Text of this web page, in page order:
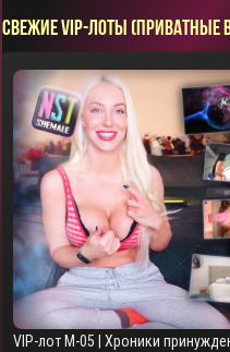
СВЕЖИЕ VIP-ЛОТЫ (ПРИВАТНЫЕ
VIP-лот M-05 | Хроники